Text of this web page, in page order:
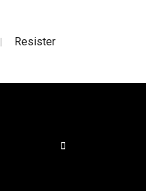
| Resister